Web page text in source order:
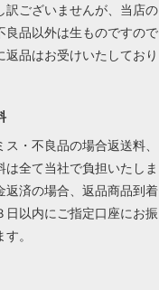
訳ございませんが、当店の
良品以外は生ものですので
返品はお受けいたしており
ス・不良品の場合返送料、
は全て当社で負担いたしま
返済の場合、返品商品到着
日以内にご指定口座にお振
す。